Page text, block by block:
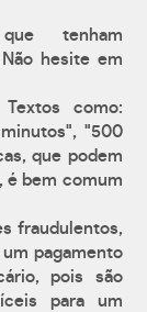
tenham
hesite em
como:
"500
que podem
é bem comum
fraudulentos,
pagamento
pois são
para um